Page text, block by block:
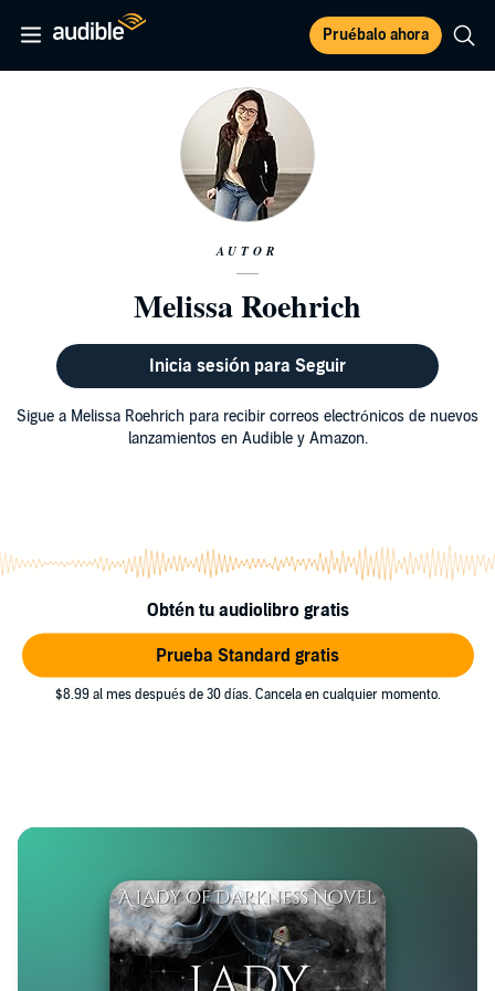
Pruébalo ahora
AUTOR
Melissa Roehrich
Inicia sesión para Seguir
Sigue a Melissa Roehrich para recibir correos electrónicos de nuevos
lanzamientos en Audible y Amazon.
Obtén tu audiolibro gratis
Prueba Standard gratis
$8.99 al mes después de 30 días. Cancela en cualquier momento.